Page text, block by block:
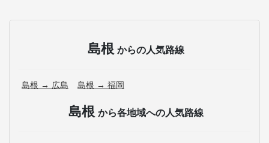
島根 からの人気路線
島根 → 広島 島根 → 福岡
島根 から各地域への人気路線